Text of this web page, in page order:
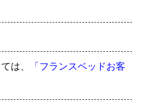
は、
「フランスベッドお客